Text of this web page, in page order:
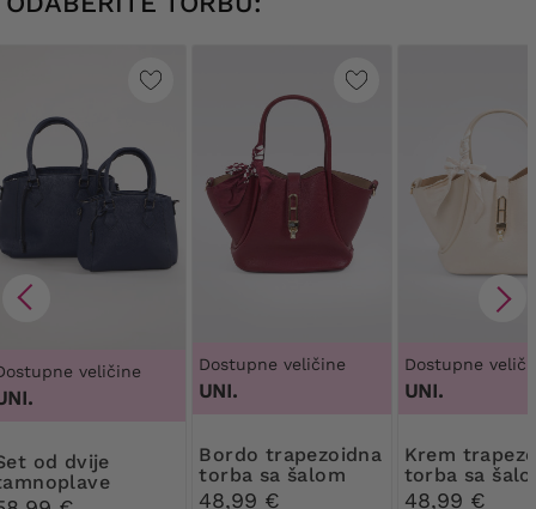
veličine Dostupne veličine
UNI.
Bordo trapezoidna
torba sa šalom
48,99 €
Dostupne
UNI.
Krem trapezoidna
torba sa
48,99 €